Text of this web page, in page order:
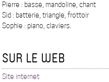
Pierre : basse, mandoline, chant
Sid : batterie, triangle, frottoir
Sophie : piano, claviers.
SUR LE WEB
Site internet